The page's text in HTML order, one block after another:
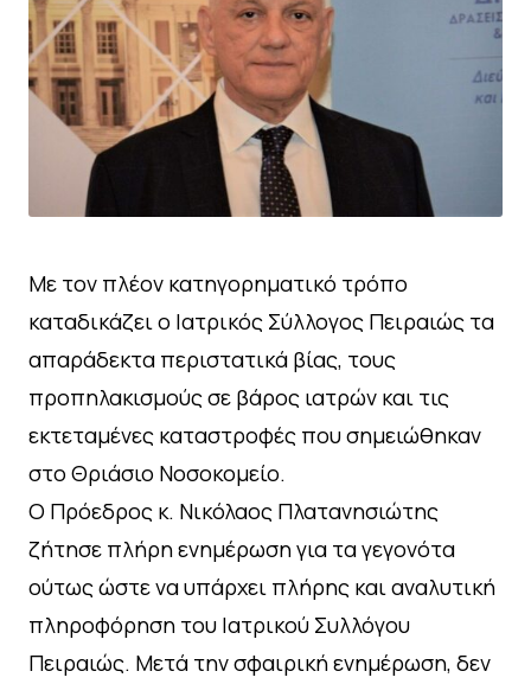
Με τον πλέον κατηγορηματικό τρόπο
καταδικάζει ο Ιατρικός Σύλλογος Πειραιώς τα
απαράδεκτα περιστατικά βίας, τους
προπηλακισμούς σε βάρος ιατρών και τις
εκτεταμένες καταστροφές που σημειώθηκαν
στο Θριάσιο Νοσοκομείο.
Ο Πρόεδρος κ. Νικόλαος Πλατανησιώτης
ζήτησε πλήρη ενημέρωση για τα γεγονότα
ούτως ώστε να υπάρχει πλήρης και αναλυτική
πληροφόρηση του Ιατρικού Συλλόγου
Πειραιώς. Μετά την σφαιρική ενημέρωση, δεν